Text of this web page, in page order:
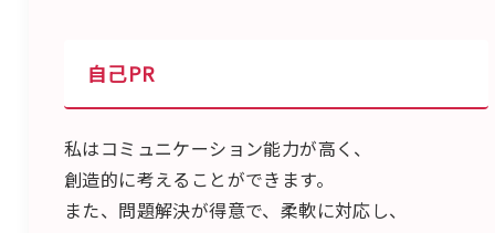
自己PR
私はコミュニケーション能力が高く、
創造的に考えることができます。
また、問題解決が得意で、柔軟に対応し、